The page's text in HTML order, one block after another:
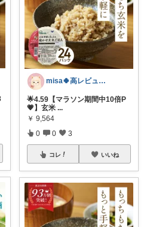
misa🍀高レビューセレクト♡
🌟4.59【マラソン期間中10倍P
💗】玄米 ...
￥ 9,564
0 0 3
コレ いいね